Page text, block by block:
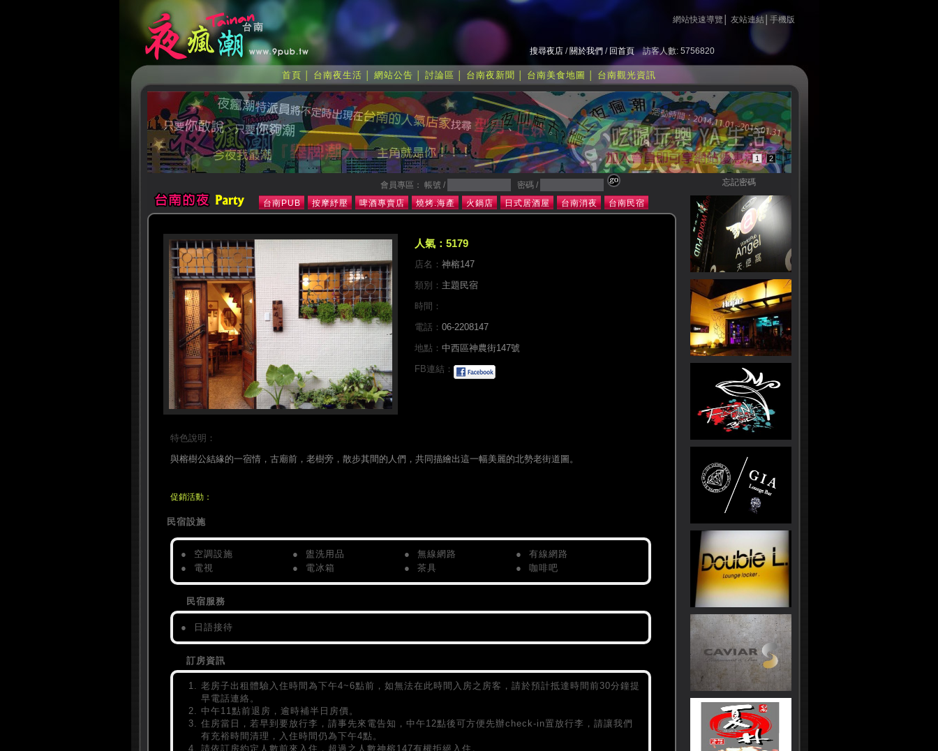
網站快速導覽 友站連結│ 手機版
搜尋夜店/ 關於我們 / 回首頁訪客人數: 5756820
首頁 台南夜生活 網站公告 討論區 台南夜新聞 台南美食地圖 台南觀光資訊
1 2
會員專區： 帳號 / 密碼 / 忘記密碼
台南PUB 按摩紓壓 啤酒專賣店 燒烤.海產 火鍋店 日式居酒屋 台南消夜 台南民宿
人氣：5179
店名： 神榕147
類別： 主題民宿
時間：
電話： 06-2208147
地點： 中西區神農街147號
FB連結：
特色說明：
與榕樹公結緣的一宿情，古廟前，老樹旁，散步其間的人們，共同描繪出這一幅美麗的北勢老街道圖。
促銷活動：
民宿設施
● 空調設施 ● 盥洗用品 ● 無線網路
● 有線網路
● 電視
● 電冰箱 ● 茶具 ● 咖啡吧
民宿服務
● 日語接待
訂房資訊
老房子出租體驗入住時間為下午4~6點前，如無法在此時間入房之房客，請於預計抵達時間前30分鐘提
早電話連絡。
中午11點前退房，逾時補半日房價。
住房當日，若早到要放行李，請事先來電告知，中午12點後可方便先辦check-in置放行李，請讓我們
有充裕時間清理，入住時間仍為下午4點。
請依訂房約定人數前來入住，超過之人數神榕147有權拒絕入住。